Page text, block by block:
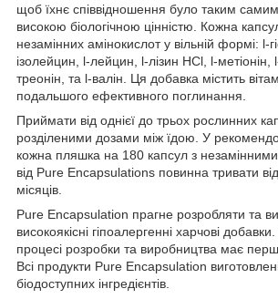
щоб їхнє співвідношення було таким
високою біологічною цінністю. Кожна
незамінних амінокислот у вільній формі: l-
ізолейцин, l-лейцин, l-лізин HCl, l-метіонін,
треонін, та l-валін. Ця добавка містить
подальшого ефективного поглинання.
Приймати від однієї до трьох рослинних
розділеними дозами між їдою. У
кожна пляшка на 180 капсул з
від Pure Encapsulations повинна тривати
місяців.
Pure Encapsulation прагне розробляти та
високоякісні гіпоалергенні харчові
процесі розробки та виробництва має
Всі продукти Pure Encapsulation
біодоступних інгредієнтів.